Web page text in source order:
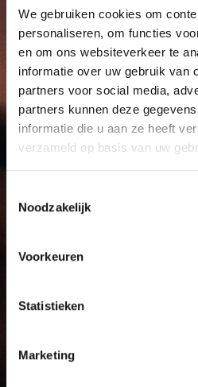
We gebruiken cookies om
personaliseren, om functies
en om ons websiteverkeer te
informatie over uw gebruik van
partners voor social media,
partners kunnen deze
informatie die u aan ze heeft
verzameld op basis van uw
Noodzakelijk
Voorkeuren
Statistieken
Marketing